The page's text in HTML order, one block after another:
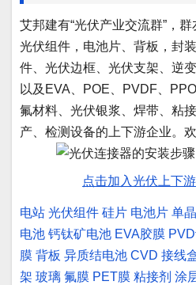
艾邦建有“光伏产业交流群”，
光伏组件，电池片、背板，封
件、光伏边框、光伏支架、逆
以及EVA、POE、PVDF、
氟材料、光伏银浆、焊带、粘
产、检测设备的上下游企业。
点击加入光伏上下
电站 光伏组件 硅片 电池片 单
电池 钙钛矿电池 EVA胶膜
膜 背板 异质结电池 CVD 接线
架 玻璃 氟膜 PET膜 粘接剂 涂